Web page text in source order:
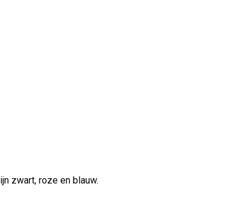
zwart, roze en blauw.